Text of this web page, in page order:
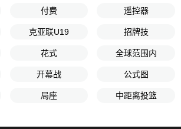
付费 遥控器
克亚联U19 招牌技
花式 全球范围内
开幕战 公式图
局座 中距离投篮